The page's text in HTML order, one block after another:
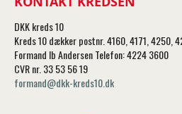
DKK kreds 10
Kreds 10 dækker postnr. 4160, 4171,
Formand Ib Andersen Telefon: 4224 3600
CVR nr. 33 53 56 19
formand@dkk-kreds10.dk